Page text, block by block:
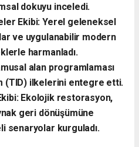
dokuyu inceledi.
Ekibi: Yerel geleneksel
ve uygulanabilir modern
harmanladı.
alan programlaması
(TID) ilkelerini entegre etti.
Ekolojik restorasyon,
geri dönüşümüne
senaryolar kurguladı.